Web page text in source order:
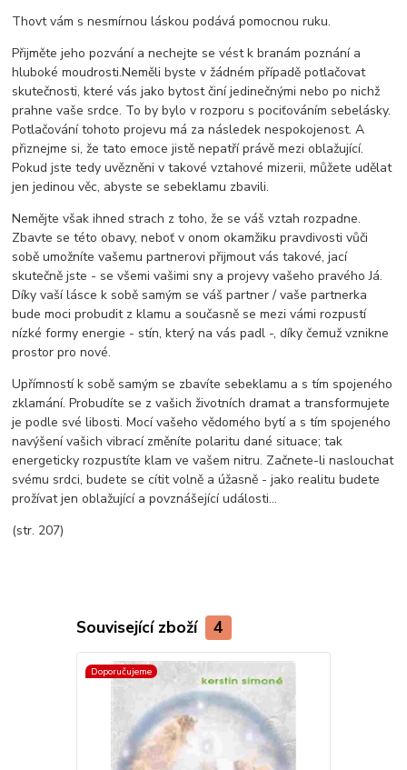
Thovt vám s nesmírnou láskou podává pomocnou ruku.
Přijměte jeho pozvání a nechejte se vést k branám poznání a
hluboké moudrosti.Neměli byste v žádném případě potlačovat
skutečnosti, které vás jako bytost činí jedinečnými nebo po nichž
prahne vaše srdce. To by bylo v rozporu s pociťováním sebelásky.
Potlačování tohoto projevu má za následek nespokojenost. A
přiznejme si, že tato emoce jistě nepatří právě mezi oblažující.
Pokud jste tedy uvězněni v takové vztahové mizerii, můžete udělat
jen jedinou věc, abyste se sebeklamu zbavili.
Nemějte však ihned strach z toho, že se váš vztah rozpadne.
Zbavte se této obavy, neboť v onom okamžiku pravdivosti vůči
sobě umožníte vašemu partnerovi přijmout vás takové, jací
skutečně jste - se všemi vašimi sny a projevy vašeho pravého Já.
Díky vaší lásce k sobě samým se váš partner / vaše partnerka
bude moci probudit z klamu a současně se mezi vámi rozpustí
nízké formy energie - stín, který na vás padl -, díky čemuž vznikne
prostor pro nové.
Upřímností k sobě samým se zbavíte sebeklamu a s tím spojeného
zklamání. Probudíte se z vašich životních dramat a transformujete
je podle své libosti. Mocí vašeho vědomého bytí a s tím spojeného
navýšení vašich vibrací změníte polaritu dané situace; tak
energeticky rozpustíte klam ve vašem nitru. Začnete-li naslouchat
svému srdci, budete se cítit volně a úžasně - jako realitu budete
prožívat jen oblažující a povznášející události...
(str. 207)
Související zboží 4
Doporučujeme